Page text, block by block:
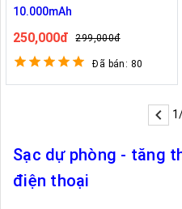
10.000mAh
250,000đ 299,000đ
Đã bán: 80
Sạc dự phòng - tăng
điện thoại